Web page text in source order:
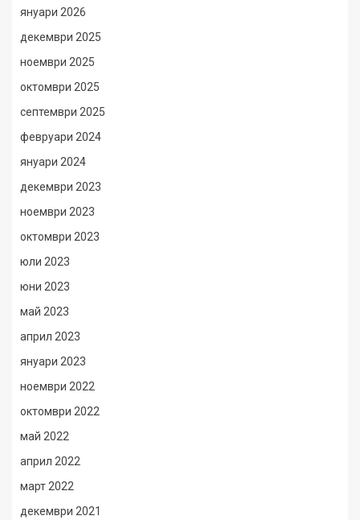
януари 2026
декември 2025
ноември 2025
октомври 2025
септември 2025
февруари 2024
януари 2024
декември 2023
ноември 2023
октомври 2023
юли 2023
юни 2023
май 2023
април 2023
януари 2023
ноември 2022
октомври 2022
май 2022
април 2022
март 2022
декември 2021